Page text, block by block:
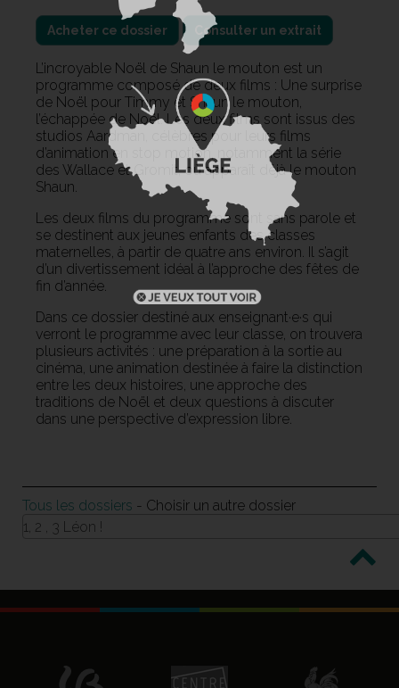
Acheter ce dossier Consulter un extrait
L’incroyable Noël de Shaun le mouton est un
programme composé de deux films : Une surprise
de Noël pour Timmy et Shaun le mouton,
l’échappée de Noël. Les deux films sont issus des
studios Aardman, célèbres pour leurs films
d’animation en stop motion, notamment la série
des Wallace et Gromit, où apparaît déjà le mouton
Shaun.
Les deux films du programme sont sans parole et
se destinent aux jeunes enfants des classes
maternelles, à partir de quatre ans environ. Il s’agit
d’un divertissement idéal à l’approche des fêtes de
fin d’année.
Dans ce dossier destiné aux enseignant·e·s qui
verront le programme avec leur classe, on trouvera
plusieurs activités : une préparation à la sortie au
cinéma, une animation destinée à faire la distinction
entre les deux histoires, une approche des
traditions de Noël et deux questions à discuter
dans une perspective d’expression libre.
Tous les dossiers - Choisir un autre dossier
1, 2 , 3 Léon !